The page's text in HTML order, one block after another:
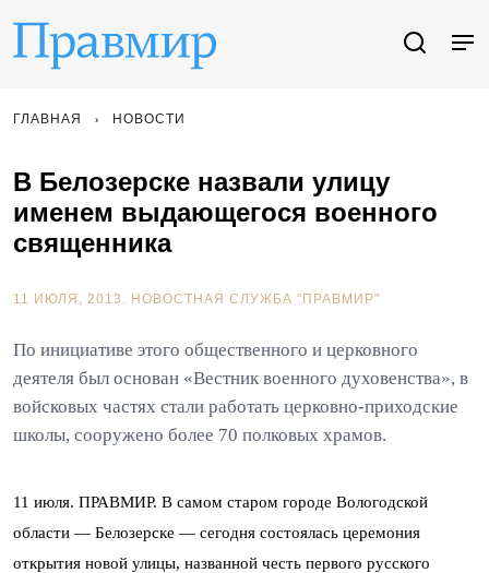
ГЛАВНАЯ НОВОСТИ
В Белозерске назвали улицу
именем выдающегося военного
священника
11 ИЮЛЯ, 2013. НОВОСТНАЯ СЛУЖБА "ПРАВМИР"
По инициативе этого общественного и церковного
деятеля был основан «Вестник военного духовенства», в
войсковых частях стали работать церковно-приходские
школы, сооружено более 70 полковых храмов.
11 июля. ПРАВМИР. В самом старом городе Вологодской
области — Белозерске — сегодня состоялась церемония
открытия новой улицы, названной честь первого русского